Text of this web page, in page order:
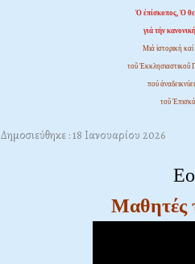
Ὁ ἐπίσκοπος, Ὁ
γιά τήν
Μιά ἱστορική
τοῦ Ἐκκλησιαστικοῦ
πού
τοῦ
Δημοσιεύθηκε : 18 Ιανουαρίου 2026
Μαθητές